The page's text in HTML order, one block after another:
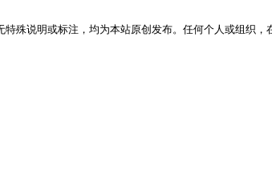
特殊说明或标注，均为本站原创发布。任何个人或组织